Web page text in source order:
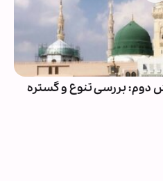
بررسی تنوع و گستره